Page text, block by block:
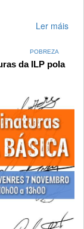
Ler máis
POBREZA
da ILP pola